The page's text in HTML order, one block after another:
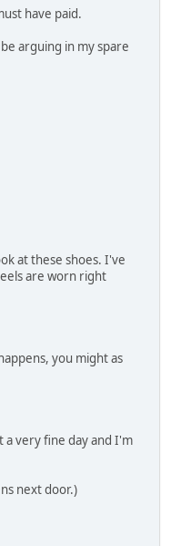
have paid.
arguing in my spare
at these shoes. I've
are worn right
you might as
a very fine day and I'm
next door.)